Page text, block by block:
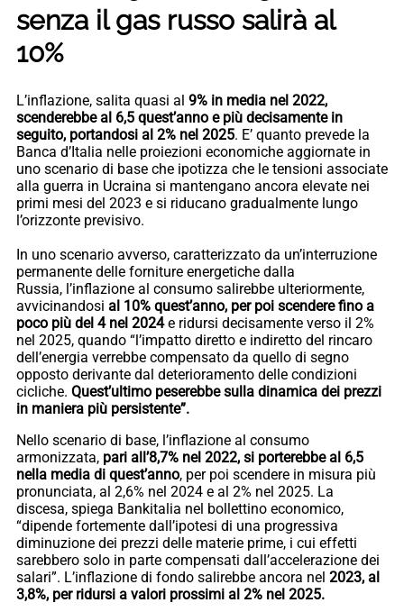
senza il gas russo salirà al
10%
L’inflazione, salita quasi al 9% in media nel 2022,
scenderebbe al 6,5 quest’anno e più decisamente in
seguito, portandosi al 2% nel 2025. E’ quanto prevede la
Banca d’Italia nelle proiezioni economiche aggiornate in
uno scenario di base che ipotizza che le tensioni associate
alla guerra in Ucraina si mantengano ancora elevate nei
primi mesi del 2023 e si riducano gradualmente lungo
l’orizzonte previsivo.
In uno scenario avverso, caratterizzato da un’interruzione
permanente delle forniture energetiche dalla
Russia, l’inflazione al consumo salirebbe ulteriormente,
avvicinandosi al 10% quest’anno, per poi scendere fino a
poco più del 4 nel 2024e ridursi decisamente verso il 2%
nel 2025, quando “l’impatto diretto e indiretto del rincaro
dell’energia verrebbe compensato da quello di segno
opposto derivante dal deterioramento delle condizioni
cicliche. Quest’ultimo peserebbe sulla dinamica dei prezzi
in maniera più persistente”.
Nello scenario di base, l’inflazione al consumo
armonizzata, pari all’8,7% nel 2022, si porterebbe al 6,5
nella media di quest’anno, per poi scendere in misura più
pronunciata, al 2,6% nel 2024 e al 2% nel 2025. La
discesa, spiega Bankitalia nel bollettino economico,
“dipende fortemente dall’ipotesi di una progressiva
diminuzione dei prezzi delle materie prime, i cui effetti
sarebbero solo in parte compensati dall’accelerazione dei
salari”. L’inflazione di fondo salirebbe ancora nel 2023, al
3,8%, per ridursi a valori prossimi al 2% nel 2025.